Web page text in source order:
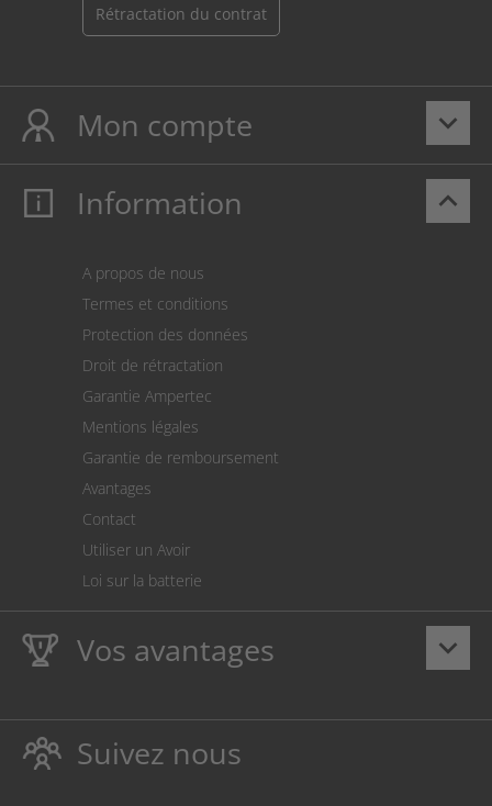
Rétractation du contrat
keyboard_arrow_down
Mon compte
Mon compte
Paiement
Le calculateur des frais de port
Paramètres des cookies
keyboard_arrow_up
Information
A propos de nous
Termes et conditions
Protection des données
Droit de rétractation
Garantie Ampertec
Mentions légales
Garantie de remboursement
Avantages
Contact
Utiliser un Avoir
Loi sur la batterie
keyboard_arrow_down
Vos avantages
LaAmpertec Garantie à viesur les encres et toners
Suivez nous